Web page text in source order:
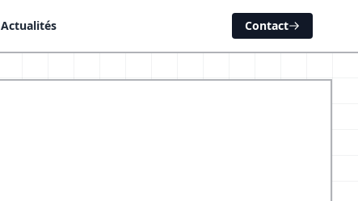
Actualités Contact